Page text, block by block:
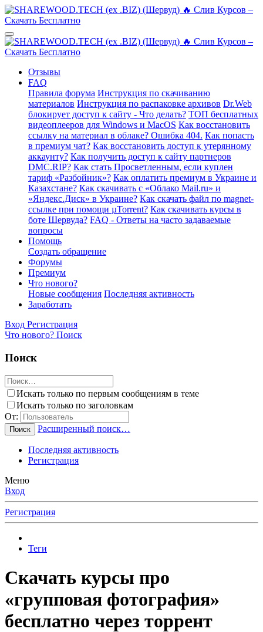
Отзывы
FAQ
Правила форума Инструкция по скачиванию
материалов Инструкция по распаковке архивов Dr.Web
блокирует доступ к сайту - Что делать? ТОП бесплатных
видеоплееров для Windows и MacOS Как восстановить
ссылку на материал в облаке? Ошибка 404. Как попасть
в премиум чат? Как восстановить доступ к утерянному
аккаунту? Как получить доступ к сайту партнеров
DMC.RIP? Как стать Просветленным, если куплен
тариф «Разбойник»? Как оплатить премиум в Украине и
Казахстане? Как скачивать с «Облако Mail.ru» и
«Яндекс.Диск» в Украине? Как скачать файл по magnet-
ссылке при помощи µTorrent? Как скачивать курсы в
боте Шервуда? FAQ - Ответы на часто задаваемые
вопросы
Помощь
Создать обращение
Форумы
Премиум
Что нового?
Новые сообщения Последняя активность
Заработать
Вход Регистрация
Что нового? Поиск
Поиск
Искать только по первым сообщениям в теме
Искать только по заголовкам
От:
Поиск Расширенный поиск…
Последняя активность
Регистрация
Меню
Вход
Регистрация
Теги
Скачать курсы про
«групповая фотография»
бесплатно через торрент